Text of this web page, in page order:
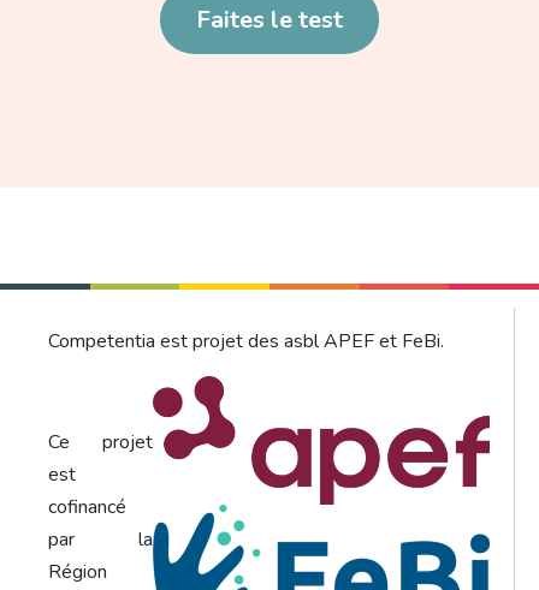
Faites le test
Competentia est projet des asbl APEF et FeBi.
Ce projet
est
cofinancé
par la
Région